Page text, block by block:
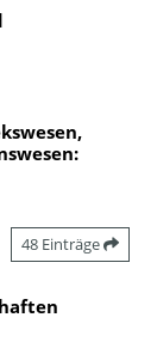
48 Einträge